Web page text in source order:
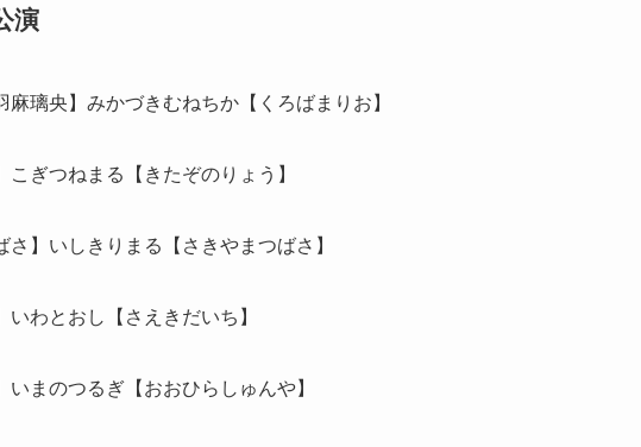
演
璃央】みかづきむねちか【くろばまりお】
ぎつねまる【きたぞのりょう】
】いしきりまる【さきやまつばさ】
わとおし【さえきだいち】
まのつるぎ【おおひらしゅんや】